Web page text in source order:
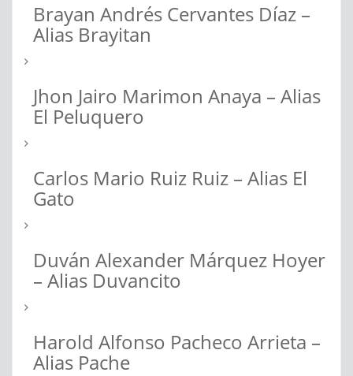
Brayan Andrés Cervantes Díaz –
Alias Brayitan
Jhon Jairo Marimon Anaya – Alias
El Peluquero
Carlos Mario Ruiz Ruiz – Alias El
Gato
Duván Alexander Márquez Hoyer
– Alias Duvancito
Harold Alfonso Pacheco Arrieta –
Alias Pache